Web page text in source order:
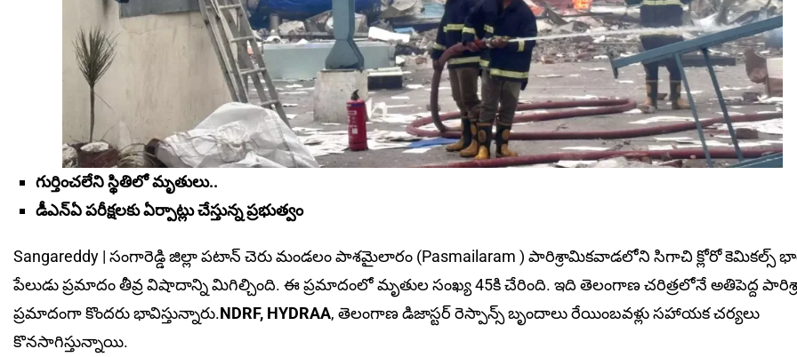
గుర్తించలేని స్థితిలో మృతులు..
డీఎన్‌ఏ పరీక్షలకు ఏర్పాట్లు చేస్తున్న ప్ర‌భుత్వం
Sangareddy | సంగారెడ్డి జిల్లా పటాన్ చెరు మండలం పాశమైలారం (Pasmailaram ) పారిశ్రామికవాడలోని సిగాచి క్లోరో కెమికల్స్
పేలుడు ప్రమాదం తీవ్ర విషాదాన్ని మిగిల్చింది. ఈ ప్రమాదంలో మృతుల సంఖ్య 45కి చేరింది. ఇది తెలంగాణ చరిత్రలోనే అతిపెద్ద
ప్రమాదంగా కొందరు భావిస్తున్నారు.NDRF, HYDRAA, తెలంగాణ డిజాస్టర్ రెస్పాన్స్ బృందాలు రేయింబవళ్లు సహాయక చర్యలు
కొనసాగిస్తున్నాయి.